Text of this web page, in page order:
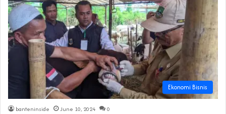
Ekonomi Bisnis
banteninside June 10, 2024 0